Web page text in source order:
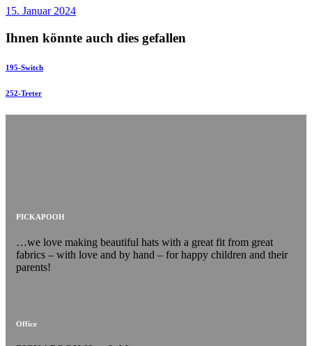
15. Januar 2024
Ihnen könnte auch dies gefallen
195-Switch
252-Treter
PICKAPOOH
…we love making beautiful hats with a great fit from great
fabrics – with love and by hand – for happy children and their
parents!
Office